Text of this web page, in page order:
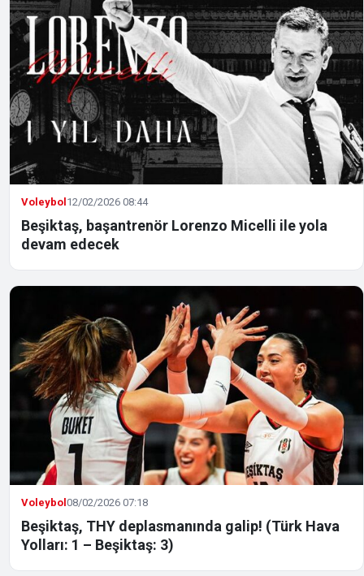
Voleybol12/02/2026 08:44
Beşiktaş, başantrenör Lorenzo Micelli ile yola
devam edecek
Voleybol08/02/2026 07:18
Beşiktaş, THY deplasmanında galip! (Türk Hava
Yolları: 1 – Beşiktaş: 3)